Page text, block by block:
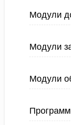
Модули
Модули
Модули